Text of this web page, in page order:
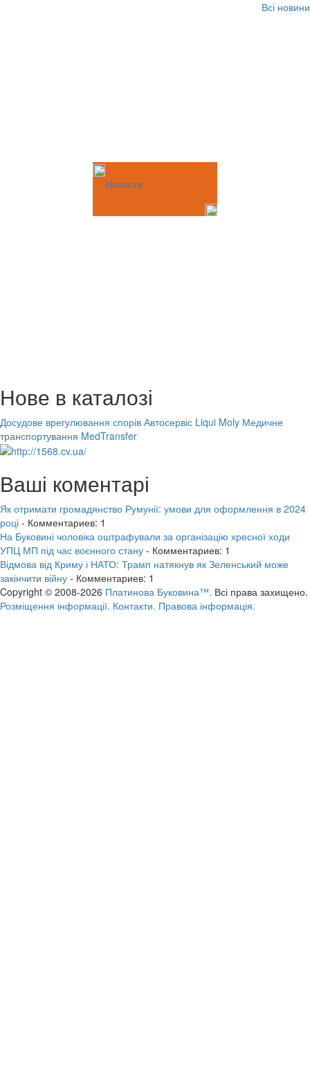
Всі новини
Новости
Нове в каталозі
Досудове врегулювання спорів Автосервіс Liqui Moly Медичне
транспортування MedTransfer
Ваші коментарі
Як отримати громадянство Румунії: умови для оформлення в 2024
році - Комментариев: 1
На Буковині чоловіка оштрафували за організацію хресної ходи
УПЦ МП під час воєнного стану - Комментариев: 1
Відмова від Криму і НАТО: Трамп натякнув як Зеленський може
закінчити війну - Комментариев: 1
Copyright © 2008-2026 Платинова Буковина™. Всі права захищено.
Розміщення інформації. Контакти. Правова інформація.